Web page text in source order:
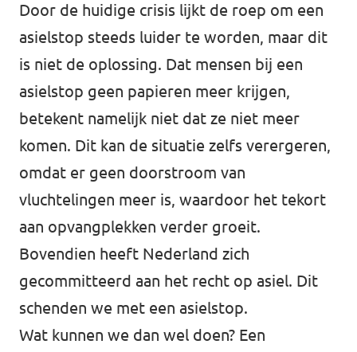
Door de huidige crisis lijkt de roep om een
asielstop steeds luider te worden, maar dit
is niet de oplossing. Dat mensen bij een
asielstop geen papieren meer krijgen,
betekent namelijk niet dat ze niet meer
komen. Dit kan de situatie zelfs verergeren,
omdat er geen doorstroom van
vluchtelingen meer is, waardoor het tekort
aan opvangplekken verder groeit.
Bovendien heeft Nederland zich
gecommitteerd aan het recht op asiel. Dit
schenden we met een asielstop.
Wat kunnen we dan wel doen? Een